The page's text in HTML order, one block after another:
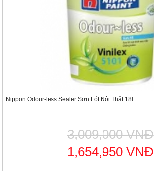
Nippon Odour-less Sealer Sơn Lót Nội Thất 18l
3,009,000 VNĐ
1,654,950 VNĐ